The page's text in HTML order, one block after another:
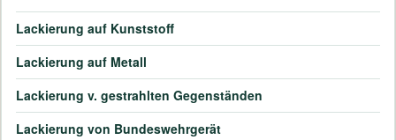
Lackierung auf Kunststoff
Lackierung auf Metall
Lackierung v. gestrahlten Gegenständen
Lackierung von Bundeswehrgerät